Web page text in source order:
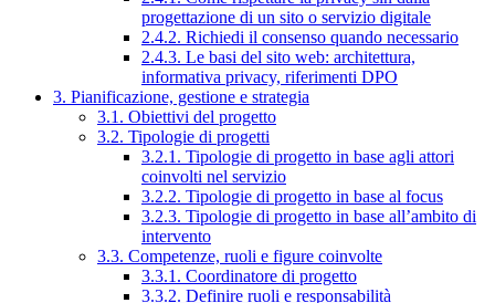
progettazione di un sito o servizio digitale
2.4.2. Richiedi il consenso quando necessario
2.4.3. Le basi del sito web: architettura,
informativa privacy, riferimenti DPO
3. Pianificazione, gestione e strategia
3.1. Obiettivi del progetto
3.2. Tipologie di progetti
3.2.1. Tipologie di progetto in base agli attori
coinvolti nel servizio
3.2.2. Tipologie di progetto in base al focus
3.2.3. Tipologie di progetto in base all’ambito di
intervento
3.3. Competenze, ruoli e figure coinvolte
3.3.1. Coordinatore di progetto
3.3.2. Definire ruoli e responsabilità